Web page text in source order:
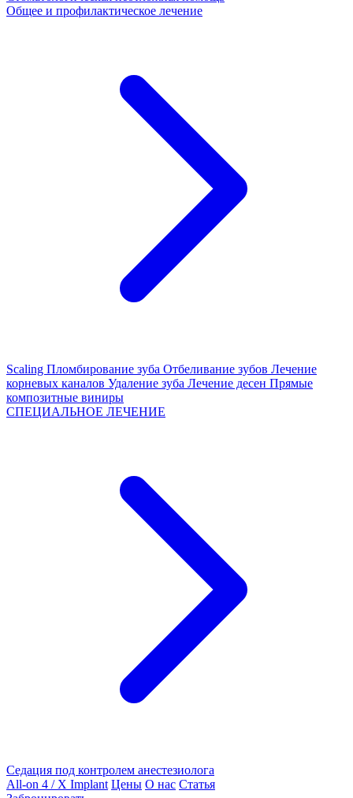
Общее и профилактическое лечение
Scaling Пломбирование зуба Отбеливание зубов Лечение
корневых каналов Удаление зуба Лечение десен Прямые
композитные виниры
СПЕЦИАЛЬНОЕ ЛЕЧЕНИЕ
Седация под контролем анестезиолога
All-on 4 / X Implant Цены О нас Статья